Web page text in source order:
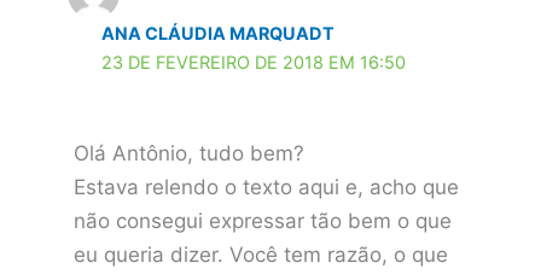
ANA CLÁUDIA MARQUADT
23 DE FEVEREIRO DE 2018 EM 16:50
Olá Antônio, tudo bem?
Estava relendo o texto aqui e, acho que
não consegui expressar tão bem o que
eu queria dizer. Você tem razão, o que